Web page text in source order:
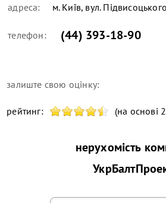
адреса: м. Київ, вул.
телефон: (44) 393-18-90
залиште свою оцінку:
рейтинг: (на основі
нерухомість